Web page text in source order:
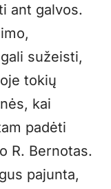
ant galvos.
sužeisti,
tokių
kai
padėti
R. Bernotas.
pajunta,